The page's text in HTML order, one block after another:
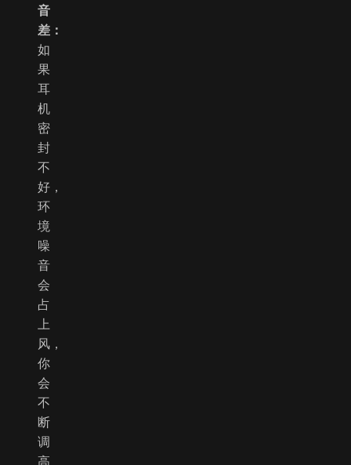
音
差：
如
果
耳
机
密
封
不
好，
环
境
噪
音
会
占
上
风，
你
会
不
断
调
高